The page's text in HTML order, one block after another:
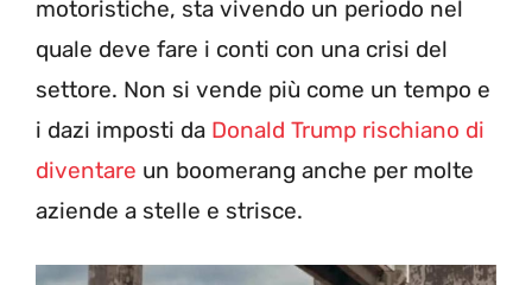
motoristiche, sta vivendo un periodo nel
quale deve fare i conti con una crisi del
settore. Non si vende più come un tempo e
i dazi imposti da Donald Trump rischiano di
diventare un boomerang anche per molte
aziende a stelle e strisce.